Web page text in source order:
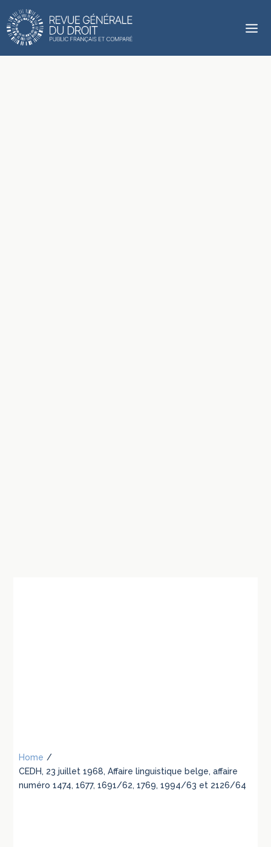
Home /
CEDH, 23 juillet 1968, Affaire linguistique belge, affaire
numéro 1474, 1677, 1691/62, 1769, 1994/63 et 2126/64